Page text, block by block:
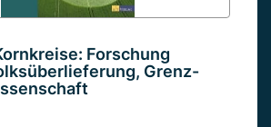
Forschung
Grenz-